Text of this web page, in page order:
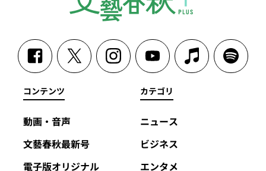
コンテンツ
動画・音声
文藝春秋最新号
電子版オリジナル
カテゴリ
ニュース
ビジネス
エンタメ